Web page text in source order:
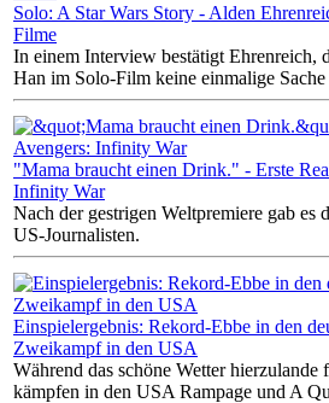
Solo: A Star Wars Story - Alden
Filme
In einem Interview bestätigt Ehrenreich,
Han im Solo-Film keine einmalige Sache
"Mama braucht einen Drink." - Erste
Infinity War
Nach der gestrigen Weltpremiere gab es
US-Journalisten.
Einspielergebnis: Rekord-Ebbe in den
Zweikampf in den USA
Während das schöne Wetter hierzulande
kämpfen in den USA Rampage und A